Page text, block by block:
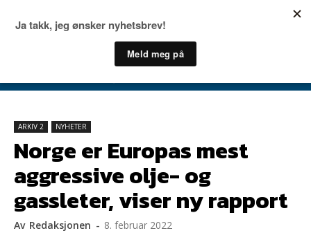
ARKIV 2 NYHETER
Norge er Europas mest
aggressive olje- og
gassleter, viser ny rapport
Av Redaksjonen - 8. februar 2022